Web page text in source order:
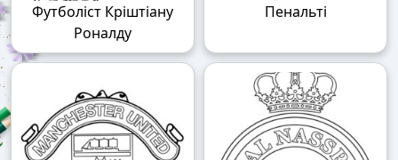
Футболіст Кріштіану
Роналду
Пенальті